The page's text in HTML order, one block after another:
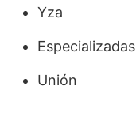
Yza
Especializadas
Unión